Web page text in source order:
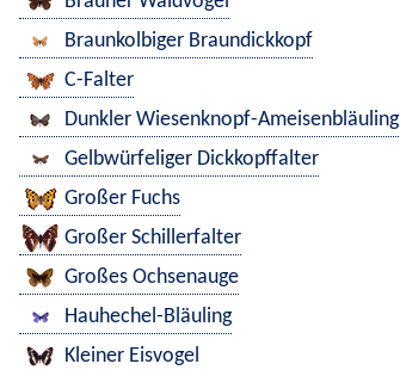
Braunkolbiger Braundickkopf
C-Falter
Dunkler Wiesenknopf-Ameisenbläuling
Gelbwürfeliger Dickkopffalter
Großer Fuchs
Großer Schillerfalter
Großes Ochsenauge
Hauhechel-Bläuling
Kleiner Eisvogel